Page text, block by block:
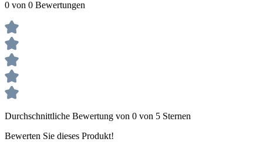
0 von 0 Bewertungen
Durchschnittliche Bewertung von 0 von 5 Sternen
Bewerten Sie dieses Produkt!